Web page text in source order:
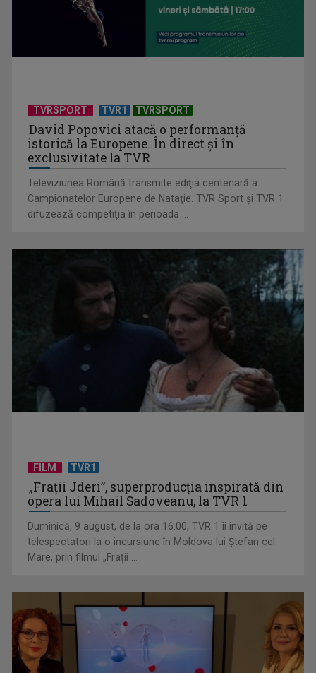
Cum ne-a îmbolnăvit telefonul și cum salvarea era mereu
acolo: Mai încet, fă ...
Anda Călugăreanu cu „N-am noroc” – a cincea cea mai
votată piesă în ...
TVRSPORT TVR1 TVRSPORT
David Popovici atacă o performanţă
istorică la Europene. În direct şi în
exclusivitate la TVR
Televiziunea Română transmite ediţia centenară a
Campionatelor Europene de Nataţie. TVR Sport şi TVR 1
difuzează competiţia în perioada ...
FILM TVR1
„Frații Jderi”, superproducția inspirată din
opera lui Mihail Sadoveanu, la TVR 1
Duminică, 9 august, de la ora 16.00, TVR 1 îi invită pe
telespectatori la o incursiune în Moldova lui Ștefan cel
Mare, prin filmul „Frații ...